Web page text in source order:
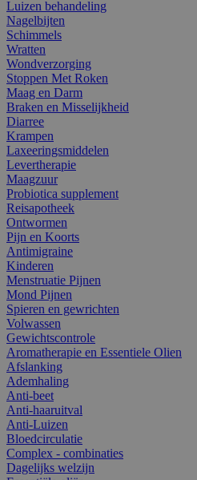
Luizen behandeling
Nagelbijten
Schimmels
Wratten
Wondverzorging
Stoppen Met Roken
Maag en Darm
Braken en Misselijkheid
Diarree
Krampen
Laxeeringsmiddelen
Levertherapie
Maagzuur
Probiotica supplement
Reisapotheek
Ontwormen
Pijn en Koorts
Antimigraine
Kinderen
Menstruatie Pijnen
Mond Pijnen
Spieren en gewrichten
Volwassen
Gewichtscontrole
Aromatherapie en Essentiele Olien
Afslanking
Ademhaling
Anti-beet
Anti-haaruitval
Anti-Luizen
Bloedcirculatie
Complex - combinaties
Dagelijks welzijn